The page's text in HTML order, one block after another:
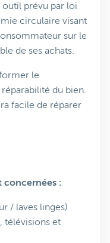
outil prévu par loi
circulaire visant
sur le
de ses achats.
le
du bien.
facile de réparer
concernées :
/ laves linges)
télévisions et